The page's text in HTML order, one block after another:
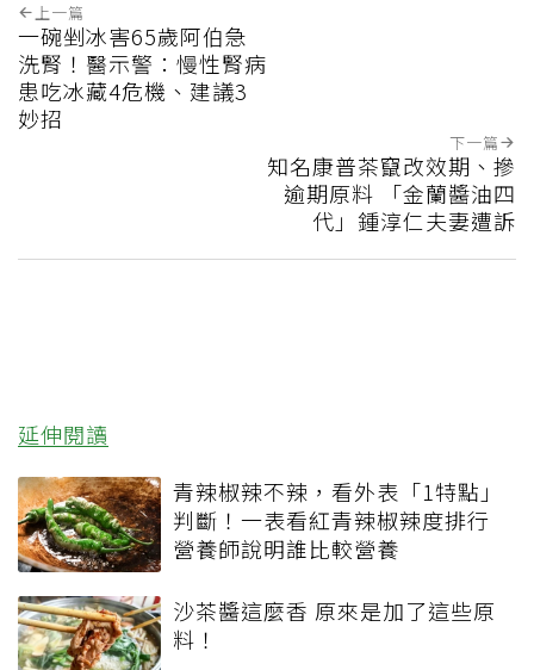
上一篇
一碗剉冰害65歲阿伯急
洗腎！醫示警：慢性腎病
患吃冰藏4危機、建議3
妙招
下一篇
知名康普茶竄改效期、摻
逾期原料 「金蘭醬油四
代」鍾淳仁夫妻遭訴
延伸閱讀
青辣椒辣不辣，看外表「1特點」
判斷！一表看紅青辣椒辣度排行
營養師說明誰比較營養
沙茶醬這麼香 原來是加了這些原
料！